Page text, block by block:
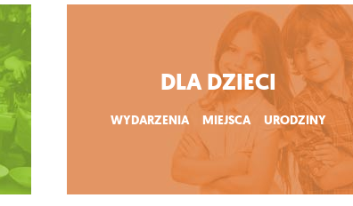
DLA DZIECI
WYDARZENIA MIEJSCA URODZINY